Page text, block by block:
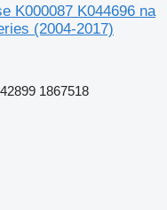
K000087 K044696 na
(2004-2017)
1867518